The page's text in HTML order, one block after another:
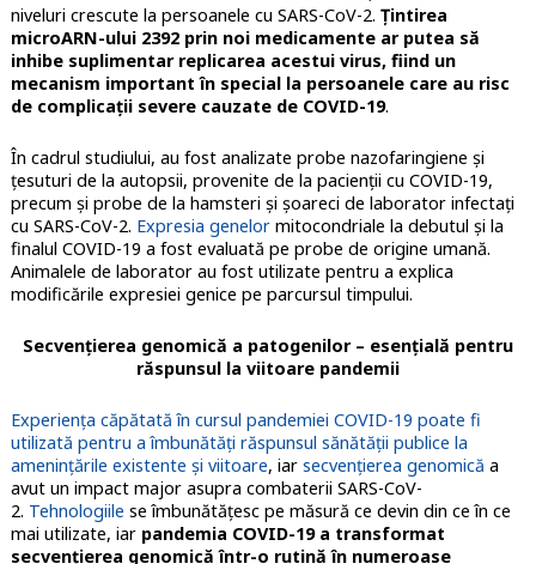
niveluri crescute la persoanele cu SARS-CoV-2. Ţintirea
microARN-ului 2392 prin noi medicamente ar putea să
inhibe suplimentar replicarea acestui virus, fiind un
mecanism important în special la persoanele care au risc
de complicaţii severe cauzate de COVID-19.
În cadrul studiului, au fost analizate probe nazofaringiene şi
ţesuturi de la autopsii, provenite de la pacienţii cu COVID-19,
precum şi probe de la hamsteri şi şoareci de laborator infectaţi
cu SARS-CoV-2. Expresia genelormitocondriale la debutul şi la
finalul COVID-19 a fost evaluată pe probe de origine umană.
Animalele de laborator au fost utilizate pentru a explica
modificările expresiei genice pe parcursul timpului.
Secvenţierea genomică a patogenilor – esenţială pentru
răspunsul la viitoare pandemii
Experienţa căpătată în cursul pandemiei COVID-19 poate fi
utilizată pentru a îmbunătăţi răspunsul sănătăţii publice la
amenințările existente şi viitoare, iar secvenţierea genomică a
avut un impact major asupra combaterii SARS-CoV-
2. Tehnologiile se îmbunătăţesc pe măsură ce devin din ce în ce
mai utilizate, iar pandemia COVID-19 a transformat
secvenţierea genomică într-o rutină în numeroase